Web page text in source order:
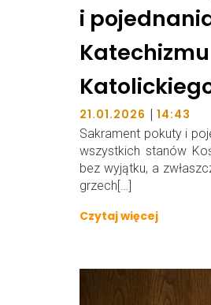
i
Katechizmu
21.01.2026 | 14:43
Sakrament pokuty i
wszystkich stanów
bez wyjątku, a
grzech[…]
Czytaj więcej